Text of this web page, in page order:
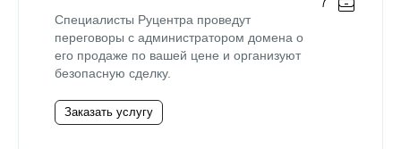
Специалисты Руцентра проведут
переговоры с администратором домена о
его продаже по вашей цене и организуют
безопасную сделку.
Заказать услугу